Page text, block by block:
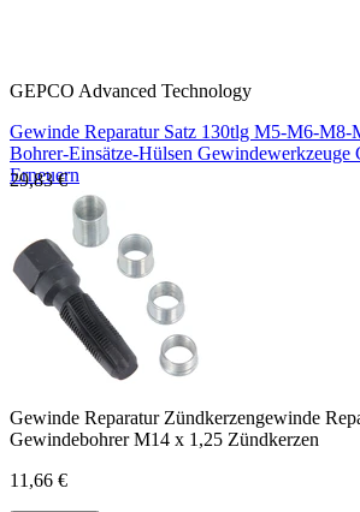
GEPCO Advanced Technology
Gewinde Reparatur Satz 130tlg M5-M6-
Bohrer-Einsätze-Hülsen Gewindewerkzeuge
Erneuern
29,83 €
Gewinde Reparatur Zündkerzengewinde
Gewindebohrer M14 x 1,25 Zündkerzen
11,66 €